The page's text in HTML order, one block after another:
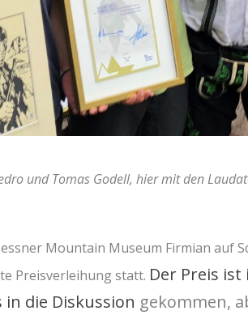
und Tomas Godell, hier mit den
Mountain Museum Firmian auf
Preisverleihung statt. Der Preis ist
die Diskussion gekommen,